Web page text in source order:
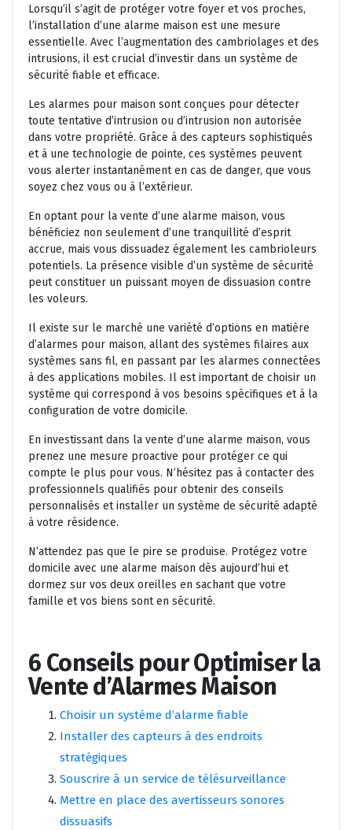
Lorsqu’il s’agit de protéger votre foyer et vos proches,
l’installation d’une alarme maison est une mesure
essentielle. Avec l’augmentation des cambriolages et des
intrusions, il est crucial d’investir dans un système de
sécurité fiable et efficace.
Les alarmes pour maison sont conçues pour détecter
toute tentative d’intrusion ou d’intrusion non autorisée
dans votre propriété. Grâce à des capteurs sophistiqués
et à une technologie de pointe, ces systèmes peuvent
vous alerter instantanément en cas de danger, que vous
soyez chez vous ou à l’extérieur.
En optant pour la vente d’une alarme maison, vous
bénéficiez non seulement d’une tranquillité d’esprit
accrue, mais vous dissuadez également les cambrioleurs
potentiels. La présence visible d’un système de sécurité
peut constituer un puissant moyen de dissuasion contre
les voleurs.
Il existe sur le marché une variété d’options en matière
d’alarmes pour maison, allant des systèmes filaires aux
systèmes sans fil, en passant par les alarmes connectées
à des applications mobiles. Il est important de choisir un
système qui correspond à vos besoins spécifiques et à la
configuration de votre domicile.
En investissant dans la vente d’une alarme maison, vous
prenez une mesure proactive pour protéger ce qui
compte le plus pour vous. N’hésitez pas à contacter des
professionnels qualifiés pour obtenir des conseils
personnalisés et installer un système de sécurité adapté
à votre résidence.
N’attendez pas que le pire se produise. Protégez votre
domicile avec une alarme maison dès aujourd’hui et
dormez sur vos deux oreilles en sachant que votre
famille et vos biens sont en sécurité.
6 Conseils pour Optimiser la
Vente d’Alarmes Maison
Choisir un système d’alarme fiable
Installer des capteurs à des endroits
stratégiques
Souscrire à un service de télésurveillance
Mettre en place des avertisseurs sonores
dissuasifs